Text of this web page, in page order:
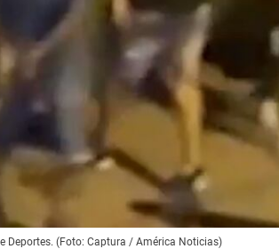
Deportes. (Foto: Captura / América Noticias)